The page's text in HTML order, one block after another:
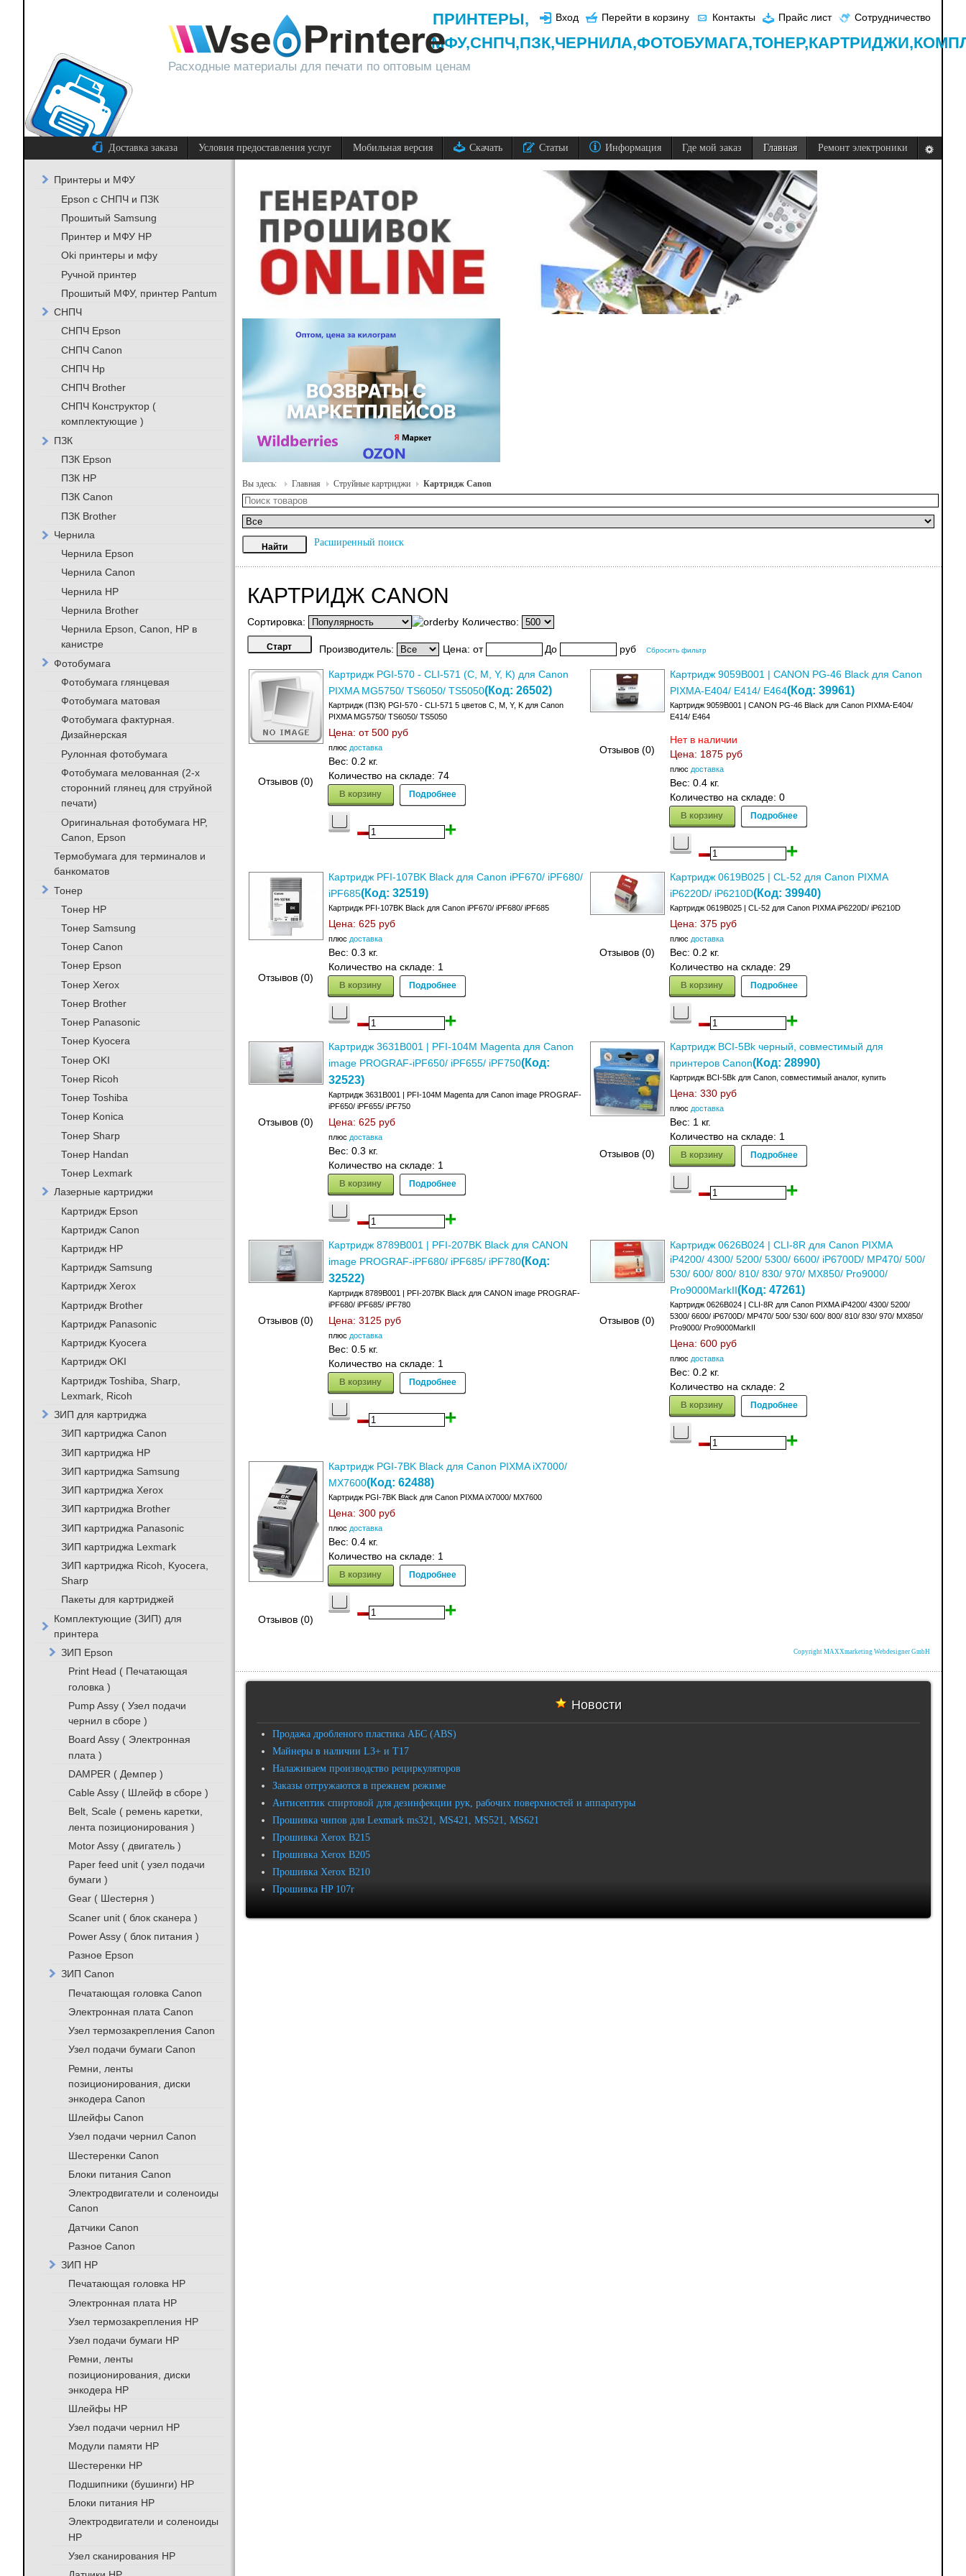
Расходные материалы для печати по оптовым ценам
Вход Перейти в корзину Контакты Прайс лист Сотрудничество
ПРИНТЕРЫ,
МФУ,СНПЧ,ПЗК,ЧЕРНИЛА,ФОТОБУМАГА,ТОНЕР,КАРТРИДЖИ,
Доставка заказа Условия предоставления услуг Мобильная версия Скачать Статьи Информация Где мой заказ Главная Ремонт электроники
Вы здесь: Главная Струйные картриджи Картридж Canon
Расширенный поиск
КАРТРИДЖ CANON
Сортировка: Количество:
Производитель: Цена: от До руб Сбросить фильтр
Отзывов (0)
Картридж PGI-570 - CLI-571 (C, M, Y, K) для Canon
PIXMA MG5750/ TS6050/ TS5050(Код: 26502)
Картридж (ПЗК) PGI-570 - CLI-571 5 цветов C, M, Y, K для Canon
PIXMA MG5750/ TS6050/ TS5050
Цена: от 500 руб
плюс доставка
Вес: 0.2 кг.
Количество на складе: 74
В корзину Подробнее
Отзывов (0)
Картридж 9059B001 | CANON PG-46 Black для Canon
PIXMA-E404/ E414/ E464(Код: 39961)
Картридж 9059B001 | CANON PG-46 Black для Canon PIXMA-E404/
E414/ E464
Нет в наличии
Цена: 1875 руб
плюс доставка
Вес: 0.4 кг.
Количество на складе: 0
В корзину Подробнее
Отзывов (0)
Картридж PFI-107BK Black для Canon iPF670/ iPF680/
iPF685(Код: 32519)
Картридж PFI-107BK Black для Canon iPF670/ iPF680/ iPF685
Цена: 625 руб
плюс доставка
Вес: 0.3 кг.
Количество на складе: 1
В корзину Подробнее
Отзывов (0)
Картридж 0619B025 | CL-52 для Canon PIXMA
iP6220D/ iP6210D(Код: 39940)
Картридж 0619B025 | CL-52 для Canon PIXMA iP6220D/ iP6210D
Цена: 375 руб
плюс доставка
Вес: 0.2 кг.
Количество на складе: 29
В корзину Подробнее
Отзывов (0)
Картридж 3631B001 | PFI-104M Magenta для Canon
image PROGRAF-iPF650/ iPF655/ iPF750(Код:
32523)
Картридж 3631B001 | PFI-104M Magenta для Canon image PROGRAF-
iPF650/ iPF655/ iPF750
Цена: 625 руб
плюс доставка
Вес: 0.3 кг.
Количество на складе: 1
В корзину Подробнее
Отзывов (0)
Картридж BCI-5Bk черный, совместимый для
принтеров Canon(Код: 28990)
Картридж BCI-5Bk для Canon, совместимый аналог, купить
Цена: 330 руб
плюс доставка
Вес: 1 кг.
Количество на складе: 1
В корзину Подробнее
Отзывов (0)
Картридж 8789B001 | PFI-207BK Black для CANON
image PROGRAF-iPF680/ iPF685/ iPF780(Код:
32522)
Картридж 8789B001 | PFI-207BK Black для CANON image PROGRAF-
iPF680/ iPF685/ iPF780
Цена: 3125 руб
плюс доставка
Вес: 0.5 кг.
Количество на складе: 1
В корзину Подробнее
Отзывов (0)
Картридж 0626B024 | CLI-8R для Canon PIXMA
iP4200/ 4300/ 5200/ 5300/ 6600/ iP6700D/ MP470/ 500/
530/ 600/ 800/ 810/ 830/ 970/ MX850/ Pro9000/
Pro9000MarkII (Код: 47261)
Картридж 0626B024 | CLI-8R для Canon PIXMA iP4200/ 4300/ 5200/
5300/ 6600/ iP6700D/ MP470/ 500/ 530/ 600/ 800/ 810/ 830/ 970/ MX850/
Pro9000/ Pro9000MarkII
Цена: 600 руб
плюс доставка
Вес: 0.2 кг.
Количество на складе: 2
В корзину Подробнее
Отзывов (0)
Картридж PGI-7BK Black для Canon PIXMA iX7000/
MX7600(Код: 62488)
Картридж PGI-7BK Black для Canon PIXMA iX7000/ MX7600
Цена: 300 руб
плюс доставка
Вес: 0.4 кг.
Количество на складе: 1
В корзину Подробнее
Copyright MAXXmarketing Webdesigner GmbH
Новости
Продажа дробленого пластика АБС (ABS)
Майнеры в наличии L3+ и T17
Налаживаем производство рециркуляторов
Заказы отгружаются в прежнем режиме
Антисептик спиртовой для дезинфекции рук, рабочих поверхностей и аппаратуры
Прошивка чипов для Lexmark ms321, MS421, MS521, MS621
Прошивка Xerox B215
Прошивка Xerox B205
Прошивка Xerox B210
Прошивка HP 107r
Принтеры и МФУ
Epson с СНПЧ и ПЗК
Прошитый Samsung
Принтер и МФУ HP
Oki принтеры и мфу
Ручной принтер
Прошитый МФУ, принтер Pantum
СНПЧ
СНПЧ Epson
СНПЧ Canon
СНПЧ Hp
СНПЧ Brother
СНПЧ Конструктор (
комплектующие )
ПЗК
ПЗК Epson
ПЗК HP
ПЗК Canon
ПЗК Brother
Чернила
Чернила Epson
Чернила Canon
Чернила HP
Чернила Brother
Чернила Epson, Canon, HP в
канистре
Фотобумага
Фотобумага глянцевая
Фотобумага матовая
Фотобумага фактурная.
Дизайнерская
Рулонная фотобумага
Фотобумага мелованная (2-х
сторонний глянец для струйной
печати)
Оригинальная фотобумага HP,
Canon, Epson
Термобумага для терминалов и
банкоматов
Тонер
Тонер HP
Тонер Samsung
Тонер Canon
Тонер Epson
Тонер Xerox
Тонер Brother
Тонер Panasonic
Тонер Kyocera
Тонер OKI
Тонер Ricoh
Тонер Toshiba
Тонер Konica
Тонер Sharp
Тонер Handan
Тонер Lexmark
Лазерные картриджи
Картридж Epson
Картридж Canon
Картридж HP
Картридж Samsung
Картридж Xerox
Картридж Brother
Картридж Panasonic
Картридж Kyocera
Картридж OKI
Картридж Toshiba, Sharp,
Lexmark, Ricoh
ЗИП для картриджа
ЗИП картриджа Canon
ЗИП картриджа HP
ЗИП картриджа Samsung
ЗИП картриджа Xerox
ЗИП картриджа Brother
ЗИП картриджа Panasonic
ЗИП картриджа Lexmark
ЗИП картриджа Ricoh, Kyocera,
Sharp
Пакеты для картриджей
Комплектующие (ЗИП) для
принтера
ЗИП Epson
Print Head ( Печатающая
головка )
Pump Assy ( Узел подачи
чернил в сборе )
Board Assy ( Электронная
плата )
DAMPER ( Демпер )
Cable Assy ( Шлейф в сборе )
Belt, Scale ( ремень каретки,
лента позиционирования )
Motor Assy ( двигатель )
Paper feed unit ( узел подачи
бумаги )
Gear ( Шестерня )
Scaner unit ( блок сканера )
Power Assy ( блок питания )
Разное Epson
ЗИП Canon
Печатающая головка Canon
Электронная плата Canon
Узел термозакрепления Canon
Узел подачи бумаги Canon
Ремни, ленты
позиционирования, диски
энкодера Canon
Шлейфы Canon
Узел подачи чернил Canon
Шестеренки Canon
Блоки питания Canon
Электродвигатели и соленоиды
Canon
Датчики Canon
Разное Canon
ЗИП HP
Печатающая головка HP
Электронная плата HP
Узел термозакрепления HP
Узел подачи бумаги HP
Ремни, ленты
позиционирования, диски
энкодера HP
Шлейфы HP
Узел подачи чернил HP
Модули памяти HP
Шестеренки HP
Подшипники (бушинги) HP
Блоки питания HP
Электродвигатели и соленоиды
HP
Узел сканирования HP